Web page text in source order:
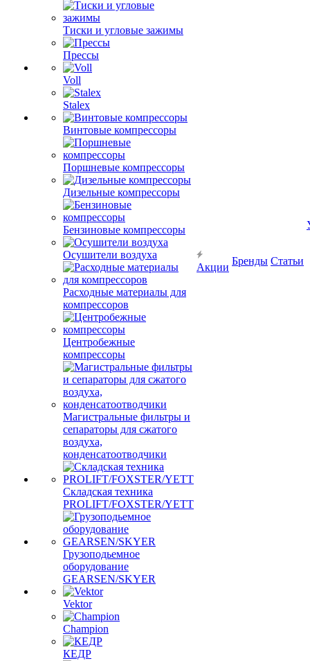
Тиски и угловые зажимы
Прессы
Voll
Stalex
Винтовые компрессоры
Поршневые компрессоры
Дизельные компрессоры
Бензиновые компрессоры
Осушители воздуха
Расходные материалы для
компрессоров
Центробежные
компрессоры
Магистральные фильтры и
сепараторы для сжатого
воздуха,
конденсатоотводчики
Складская техника
PROLIFT/FOXSTER/YETT
Грузоподьемное
оборудование
GEARSEN/SKYER
Vektor
Champion
КЕДР
Акции
Бренды Статьи